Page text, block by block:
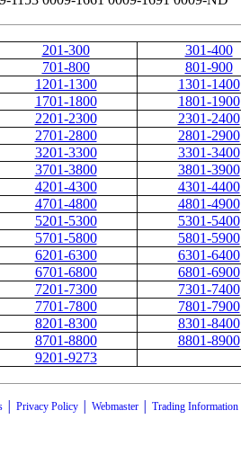
201-300 301-400
701-800 801-900
1201-1300 1301-1400
1701-1800 1801-1900
2201-2300 2301-2400
2701-2800 2801-2900
3201-3300 3301-3400
3701-3800 3801-3900
4201-4300 4301-4400
4701-4800 4801-4900
5201-5300 5301-5400
5701-5800 5801-5900
6201-6300 6301-6400
6701-6800 6801-6900
7201-7300 7301-7400
7701-7800 7801-7900
8201-8300 8301-8400
8701-8800 8801-8900
9201-9273
Privacy Policy Webmaster Trading Information